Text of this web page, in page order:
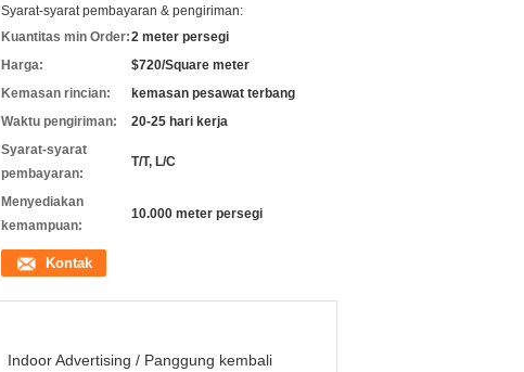
Syarat-syarat pembayaran & pengiriman:
Kuantitas min Order:2 meter persegi
Harga:
$720/Square meter
Kemasan rincian:
kemasan pesawat terbang
Waktu pengiriman:
20-25 hari kerja
Syarat-syarat
pembayaran:
T/T, L/C
Menyediakan
kemampuan:
10.000 meter persegi
Kontak
Indoor Advertising / Panggung kembali